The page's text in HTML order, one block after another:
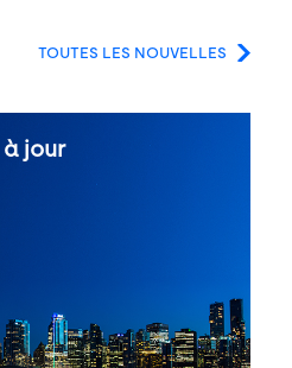
TOUTES LES NOUVELLES
jour